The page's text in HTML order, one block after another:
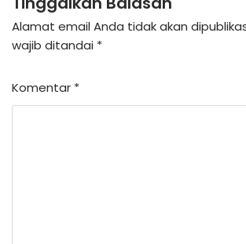
Alamat email Anda tidak akan
wajib ditandai *
Komentar *